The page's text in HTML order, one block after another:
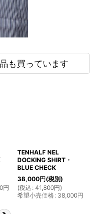
も買っています
円
TENHALF NEL
DOCKING SHIRT・
BLUE CHECK
38,000円(税別)
(税込 : 41,800円)
希望小売価格: 38,000円